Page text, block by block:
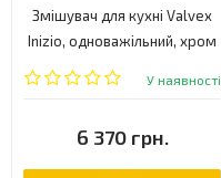
Змішувач для кухні Valvex
Inizio, одноважільний, хром
(2425900)
У наявності
6 370 грн.